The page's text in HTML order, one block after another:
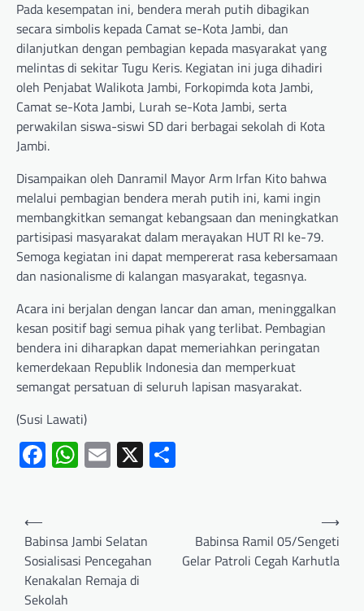
Pada kesempatan ini, bendera merah putih dibagikan
secara simbolis kepada Camat se-Kota Jambi, dan
dilanjutkan dengan pembagian kepada masyarakat yang
melintas di sekitar Tugu Keris. Kegiatan ini juga dihadiri
oleh Penjabat Walikota Jambi, Forkopimda kota Jambi,
Camat se-Kota Jambi, Lurah se-Kota Jambi, serta
perwakilan siswa-siswi SD dari berbagai sekolah di Kota
Jambi.
Disampaikan oleh Danramil Mayor Arm Irfan Kito bahwa
melalui pembagian bendera merah putih ini, kami ingin
membangkitkan semangat kebangsaan dan meningkatkan
partisipasi masyarakat dalam merayakan HUT RI ke-79.
Semoga kegiatan ini dapat mempererat rasa kebersamaan
dan nasionalisme di kalangan masyarakat, tegasnya.
Acara ini berjalan dengan lancar dan aman, meninggalkan
kesan positif bagi semua pihak yang terlibat. Pembagian
bendera ini diharapkan dapat memeriahkan peringatan
kemerdekaan Republik Indonesia dan memperkuat
semangat persatuan di seluruh lapisan masyarakat.
(Susi Lawati)
Facebook
WhatsApp
Email
X
⟵
Babinsa Jambi Selatan
Sosialisasi Pencegahan
Kenakalan Remaja di
Sekolah
Babinsa Ramil 05/Sengeti
Gelar Patroli Cegah Karhutla
⟶